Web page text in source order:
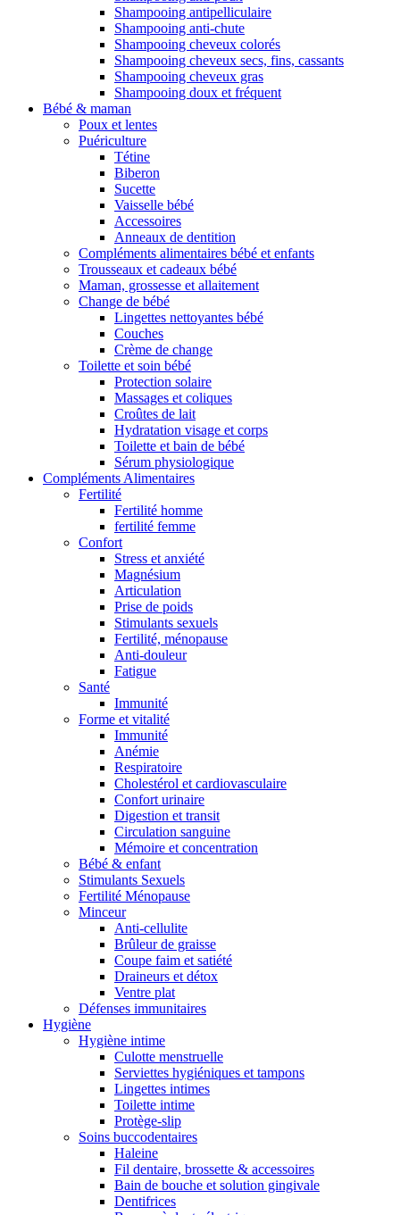
Shampooing antipelliculaire
Shampooing anti-chute
Shampooing cheveux colorés
Shampooing cheveux secs, fins, cassants
Shampooing cheveux gras
Shampooing doux et fréquent
Bébé & maman
Poux et lentes
Puériculture
Tétine
Biberon
Sucette
Vaisselle bébé
Accessoires
Anneaux de dentition
Compléments alimentaires bébé et enfants
Trousseaux et cadeaux bébé
Maman, grossesse et allaitement
Change de bébé
Lingettes nettoyantes bébé
Couches
Crème de change
Toilette et soin bébé
Protection solaire
Massages et coliques
Croûtes de lait
Hydratation visage et corps
Toilette et bain de bébé
Sérum physiologique
Compléments Alimentaires
Fertilité
Fertilité homme
fertilité femme
Confort
Stress et anxiété
Magnésium
Articulation
Prise de poids
Stimulants sexuels
Fertilité, ménopause
Anti-douleur
Fatigue
Santé
Immunité
Forme et vitalité
Immunité
Anémie
Respiratoire
Cholestérol et cardiovasculaire
Confort urinaire
Digestion et transit
Circulation sanguine
Mémoire et concentration
Bébé & enfant
Stimulants Sexuels
Fertilité Ménopause
Minceur
Anti-cellulite
Brûleur de graisse
Coupe faim et satiété
Draineurs et détox
Ventre plat
Défenses immunitaires
Hygiène
Hygiène intime
Culotte menstruelle
Serviettes hygiéniques et tampons
Lingettes intimes
Toilette intime
Protège-slip
Soins buccodentaires
Haleine
Fil dentaire, brossette & accessoires
Bain de bouche et solution gingivale
Dentifrices